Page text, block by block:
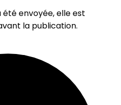
envoyée, elle est
la publication.